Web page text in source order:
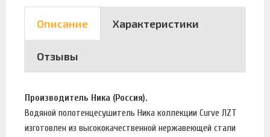
Описание Характеристики
Отзывы
Производитель Ника (Россия).
Водяной полотенцесушитель Ника коллекции Curve ЛZT
изготовлен из высококачественной нержавеющей стали